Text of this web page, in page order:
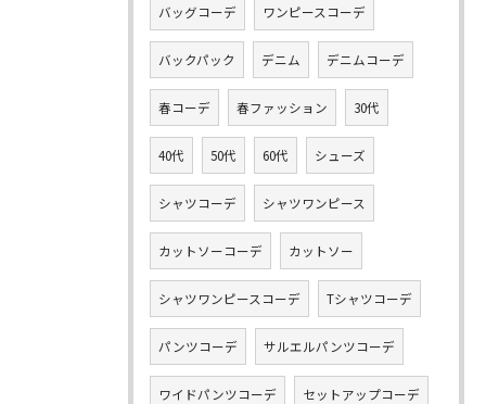
バッグコーデ ワンピースコーデ
バックパック デニム デニムコーデ
春コーデ 春ファッション 30代
40代 50代 60代 シューズ
シャツコーデ シャツワンピース
カットソーコーデ カットソー
シャツワンピースコーデ Tシャツコーデ
パンツコーデ サルエルパンツコーデ
ワイドパンツコーデ セットアップコーデ